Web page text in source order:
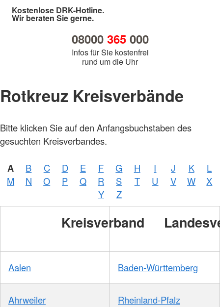
Kostenlose DRK-Hotline.
Wir beraten Sie gerne.
08000 365000
Infos für Sie kostenfrei
rund um die Uhr
Rotkreuz Kreisverbände
Bitte klicken Sie auf den Anfangsbuchstaben des
gesuchten Kreisverbandes.
A B C D E F G H I J K
L
M
N O P Q R S T U V W
X
Y
Z
Kreisverband
Aalen Baden-Württemberg
Ahrweiler Rheinland-Pfalz